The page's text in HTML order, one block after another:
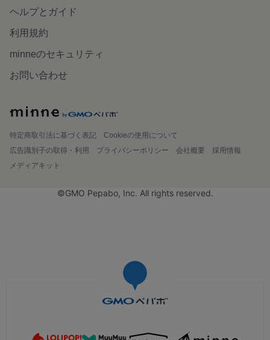
ヘルプとガイド
利用規約
minneのセキュリティ
お問い合わせ
特定商取引法に基づく表記
Cookieの使用について
広告識別子の取得・利用
プライバシーポリシー 会社概要
採用情報
メディアキット
©GMO Pepabo, Inc. All rights reserved.